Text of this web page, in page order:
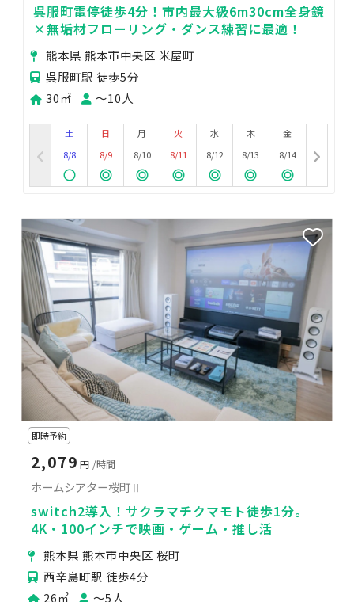
呉服町電停徒歩4分！市内最大級6m30cm全身鏡
×無垢材フローリング・ダンス練習に最適！
熊本県 熊本市中央区 米屋町
呉服町駅 徒歩5分
30㎡
〜10人
土
8/8
日
8/9
月
8/10
火
8/11
水
8/12
木
8/13
金
8/14
即時予約
2,079 円 /時間
ホームシアター桜町Ⅱ
switch2導入！サクラマチクマモト徒歩1分。
4K・100インチで映画・ゲーム・推し活
熊本県 熊本市中央区 桜町
西辛島町駅 徒歩4分
26㎡
〜5人